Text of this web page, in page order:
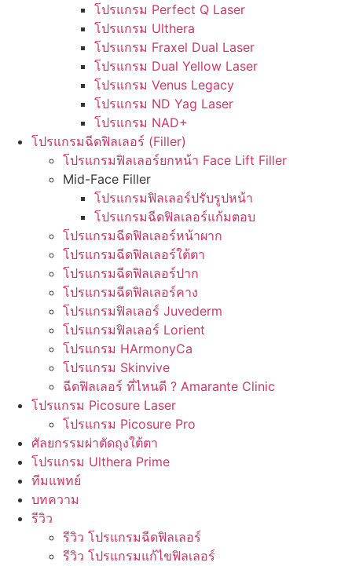
โปรแกรม Perfect Q Laser
โปรแกรม Ulthera
โปรแกรม Fraxel Dual Laser
โปรแกรม Dual Yellow Laser
โปรแกรม Venus Legacy
โปรแกรม ND Yag Laser
โปรแกรม NAD+
โปรแกรมฉีดฟิลเลอร์ (Filler)
โปรแกรมฟิลเลอร์ยกหน้า Face Lift Filler
Mid-Face Filler
โปรแกรมฟิลเลอร์ปรับรูปหน้า
โปรแกรมฉีดฟิลเลอร์แก้มตอบ
โปรแกรมฉีดฟิลเลอร์หน้าผาก
โปรแกรมฉีดฟิลเลอร์ใต้ตา
โปรแกรมฉีดฟิลเลอร์ปาก
โปรแกรมฉีดฟิลเลอร์คาง
โปรแกรมฟิลเลอร์ Juvederm
โปรแกรมฟิลเลอร์ Lorient
โปรแกรม HArmonyCa
โปรแกรม Skinvive
ฉีดฟิลเลอร์ ที่ไหนดี ? Amarante Clinic
โปรแกรม Picosure Laser
โปรแกรม Picosure Pro
ศัลยกรรมผ่าตัดถุงใต้ตา
โปรแกรม Ulthera Prime
ทีมแพทย์
บทความ
รีวิว
รีวิว โปรแกรมฉีดฟิลเลอร์
รีวิว โปรแกรมแก้ไขฟิลเลอร์